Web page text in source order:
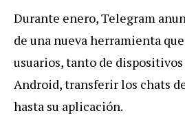
Durante enero, Telegram
de una nueva herramienta
usuarios, tanto de dispositivos
Android, transferir los chats
hasta su aplicación.